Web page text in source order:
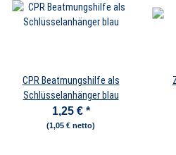
CPR Beatmungshilfe als
Schlüsselanhänger blau
1,25 € *
(1,05 € netto)